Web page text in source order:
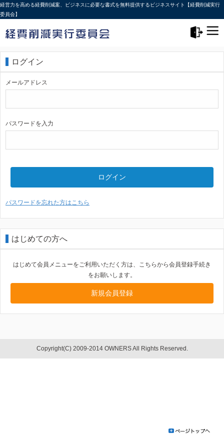
経営力を高める経費削減案、ビジネスに必要な書式を無料提供するビジネスサイト【経費削減実行
委員会】
ログイン
メールアドレス
パスワードを入力
ログイン
パスワードを忘れた方はこちら
はじめての方へ
はじめて会員メニューをご利用いただく方は、こちらから会員登録手続き
をお願いします。
新規会員登録
Copyright(C) 2009-2014 OWNERS All Rights Reserved.